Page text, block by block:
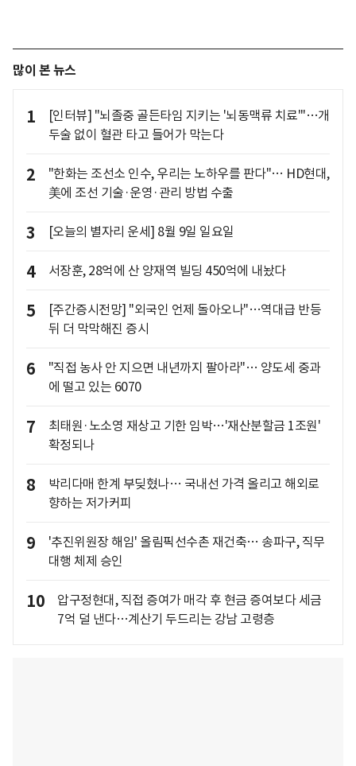
많이 본 뉴스
1
[인터뷰] "뇌졸중 골든타임 지키는 '뇌동맥류 치료'"…개
두술 없이 혈관 타고 들어가 막는다
2
"한화는 조선소 인수, 우리는 노하우를 판다"… HD현대,
美에 조선 기술·운영·관리 방법 수출
3 [오늘의 별자리 운세] 8월 9일 일요일
4 서장훈, 28억에 산 양재역 빌딩 450억에 내놨다
5
[주간증시전망] "외국인 언제 돌아오나"…역대급 반등
뒤 더 막막해진 증시
6
"직접 농사 안 지으면 내년까지 팔아라"… 양도세 중과
에 떨고 있는 6070
7
최태원·노소영 재상고 기한 임박…'재산분할금 1조원'
확정되나
8
박리다매 한계 부딪혔나… 국내선 가격 올리고 해외로
향하는 저가커피
9
'추진위원장 해임' 올림픽선수촌 재건축… 송파구, 직무
대행 체제 승인
10
압구정현대, 직접 증여가 매각 후 현금 증여보다 세금
7억 덜 낸다…계산기 두드리는 강남 고령층